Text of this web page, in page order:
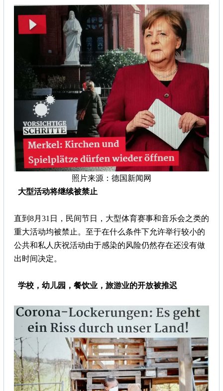
照片来源：德国新闻网
大型活动将继续被禁止
直到8月31日，民间节日，大型体育赛事和音乐会之类的
重大活动均被禁止。至于在什么条件下允许举行较小的
公共和私人庆祝活动由于感染的风险仍然存在还没有做
出时间决定。
学校，幼儿园，餐饮业，旅游业的开放被推迟